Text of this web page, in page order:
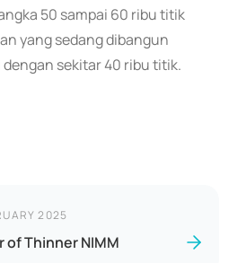
50 sampai 60 ribu titik
yang sedang dibangun
sekitar 40 ribu titik.
2025
of Thinner NIMM